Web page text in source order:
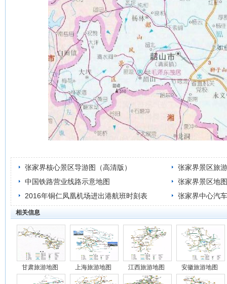
张家界核心景区导游图（高清版）
张家界景区旅
中国铁路营业线路示意地图
张家界景区地图
2016年铜仁凤凰机场进出港航班时刻表
张家界中心汽
相关信息
甘肃旅游地图 上海旅游地图 江西旅游地图 安徽旅游地图